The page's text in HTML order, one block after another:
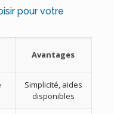
pour votre
Avantages
Simplicité, aides
disponibles